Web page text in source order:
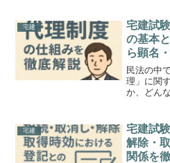
宅建
宅建試
の基本
ら顕名
まで例
民法の中
理」に関
か、どん
理制度の
ポイント
宅建
宅建試
解除・
関係を